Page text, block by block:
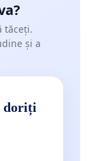
tăceți.
și a
doriți